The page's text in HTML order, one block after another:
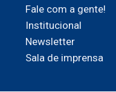
Fale com a gente!
Institucional
Newsletter
Sala de imprensa